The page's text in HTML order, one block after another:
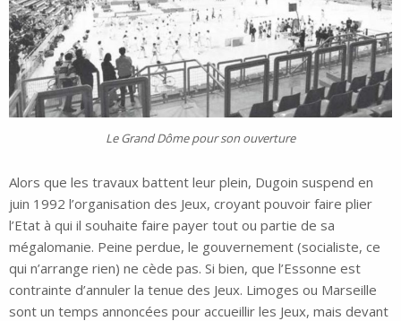
Le Grand Dôme pour son ouverture
Alors que les travaux battent leur plein, Dugoin suspend en
juin 1992 l’organisation des Jeux, croyant pouvoir faire plier
l’Etat à qui il souhaite faire payer tout ou partie de sa
mégalomanie. Peine perdue, le gouvernement (socialiste, ce
qui n’arrange rien) ne cède pas. Si bien, que l’Essonne est
contrainte d’annuler la tenue des Jeux. Limoges ou Marseille
sont un temps annoncées pour accueillir les Jeux, mais devant